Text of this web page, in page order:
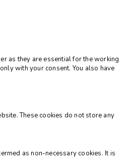
as they are essential for the working
with your consent. You also have
These cookies do not store any
as non-necessary cookies. It is